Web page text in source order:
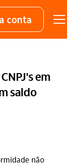
conta
em
saldo
não